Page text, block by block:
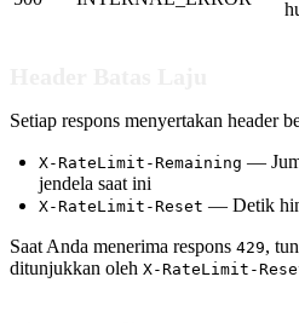
Setiap respons menyertakan header
X-RateLimit-Remaining —
jendela saat ini
X-RateLimit-Reset — Detik
Saat Anda menerima respons 429,
ditunjukkan oleh X-RateLimit-